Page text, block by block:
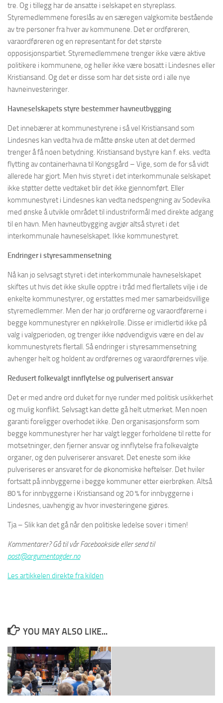
tre. Og i tillegg har de ansatte i selskapet en styreplass.
Styremedlemmene foreslås av en særegen valgkomite bestående
av tre personer fra hver av kommunene. Det er ordføreren,
varaordføreren og en representant for det største
opposisjonspartiet. Styremedlemmene trenger ikke være aktive
politikere i kommunene, og heller ikke være bosatt i Lindesnes eller
Kristiansand. Og det er disse som har det siste ord i alle nye
havneinvesteringer.
Havneselskapets styre bestemmer havneutbygging
Det innebærer at kommunestyrene i så vel Kristiansand som
Lindesnes kan vedta hva de måtte ønske uten at det dermed
trenger å få noen betydning. Kristiansand bystyre kan f. eks. vedta
flytting av containerhavna til Kongsgård – Vige, som de for så vidt
allerede har gjort. Men hvis styret i det interkommunale selskapet
ikke støtter dette vedtaket blir det ikke gjennomført. Eller
kommunestyret i Lindesnes kan vedta nedspengning av Sodevika
med ønske å utvikle området til industriformål med direkte adgang
til en havn. Men havneutbygging avgjør altså styret i det
interkommunale havneselskapet. Ikke kommunestyret.
Endringer i styresammensetning
Nå kan jo selvsagt styret i det interkommunale havneselskapet
skiftes ut hvis det ikke skulle opptre i tråd med flertallets vilje i de
enkelte kommunestyrer, og erstattes med mer samarbeidsvillige
styremedlemmer. Men der har jo ordførerne og varaordførerne i
begge kommunestyrer en nøkkelrolle. Disse er imidlertid ikke på
valg i valgperioden, og trenger ikke nødvendigvis være en del av
kommunestyrets flertall. Så endringer i styresammensetning
avhenger helt og holdent av ordførernes og varaordførernes vilje.
Redusert folkevalgt innflytelse og pulverisert ansvar
Det er med andre ord duket for nye runder med politisk usikkerhet
og mulig konflikt. Selvsagt kan dette gå helt utmerket. Men noen
garanti foreligger overhodet ikke. Den organisasjonsform som
begge kommunestyrer her har valgt legger forholdene til rette for
motsetninger, den fjerner ansvar og innflytelse fra folkevalgte
organer, og den pulveriserer ansvaret. Det eneste som ikke
pulveriseres er ansvaret for de økonomiske heftelser. Det hviler
fortsatt på innbyggerne i begge kommuner etter eierbrøken. Altså
80 % for innbyggerne i Kristiansand og 20 % for innbyggerne i
Lindesnes, uavhengig av hvor investeringene gjøres.
Tja – Slik kan det gå når den politiske ledelse sover i timen!
Kommentarer? Gå til vår Facebookside eller send til
post@argumentagder.no
Les artikkelen direkte fra kilden
YOU MAY ALSO LIKE...